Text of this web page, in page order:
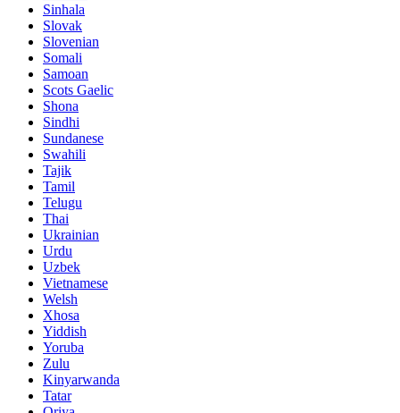
Sinhala
Slovak
Slovenian
Somali
Samoan
Scots Gaelic
Shona
Sindhi
Sundanese
Swahili
Tajik
Tamil
Telugu
Thai
Ukrainian
Urdu
Uzbek
Vietnamese
Welsh
Xhosa
Yiddish
Yoruba
Zulu
Kinyarwanda
Tatar